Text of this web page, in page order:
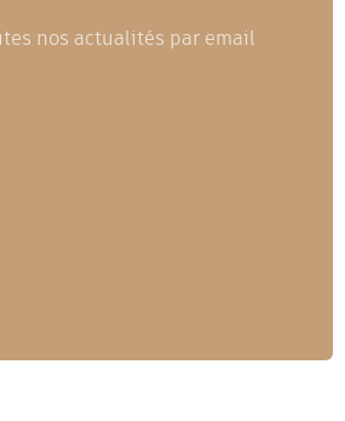
nos actualités par email